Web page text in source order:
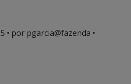
• por pgarcia@fazenda •